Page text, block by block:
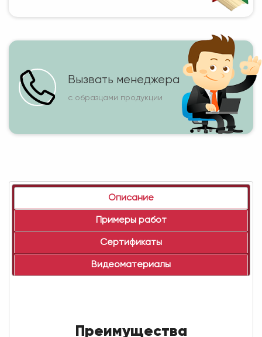
Вызвать менеджера
с образцами продукции
Описание
Примеры работ
Сертификаты
Видеоматериалы
Преимущества